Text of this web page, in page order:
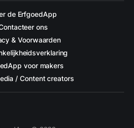
de ErfgoedApp
ons
& Voorwaarden
voor makers
/ Content creators